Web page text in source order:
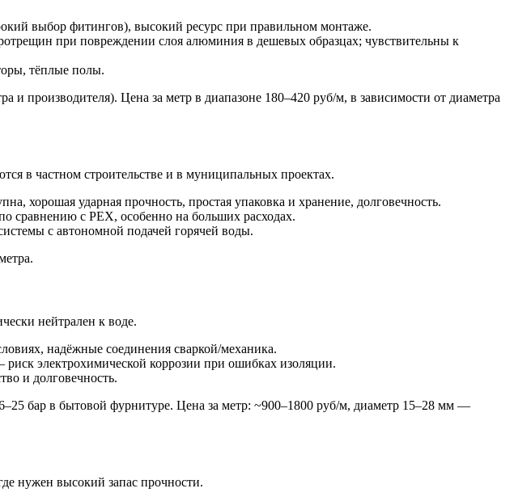
выбор фитингов), высокий ресурс при правильном монтаже.
при повреждении слоя алюминия в дешевых образцах; чувствительны к
тёплые полы.
и производителя). Цена за метр в диапазоне 180–420 руб/м, в зависимости от диаметра
в частном строительстве и в муниципальных проектах.
хорошая ударная прочность, простая упаковка и хранение, долговечность.
сравнению с PEX, особенно на больших расходах.
с автономной подачей горячей воды.
нейтрален к воде.
надёжные соединения сваркой/механика.
электрохимической коррозии при ошибках изоляции.
и долговечность.
бар в бытовой фурнитуре. Цена за метр: ~900–1800 руб/м, диаметр 15–28 мм —
нужен высокий запас прочности.